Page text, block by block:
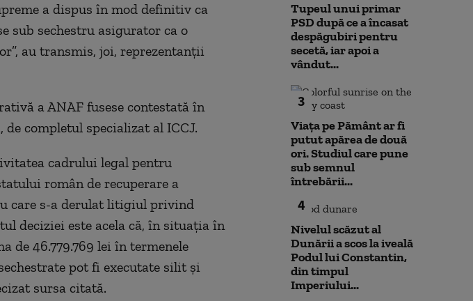
a dispus în mod definitiv ca
sub sechestru asigurator ca o
au transmis, joi, reprezentanţii
a ANAF fusese contestată în
completul specializat al ICCJ.
cadrului legal pentru
român de recuperare a
care s-a derulat litigiul privind
deciziei este acela că, în situaţia în
de 46.779.769 lei în termenele
pot fi executate silit şi
sursa citată.
Tupeul unui primar
PSD după ce a încasat
despăgubiri pentru
secetă, iar apoi a
vândut...
3
Viața pe Pământ ar fi
putut apărea de două
ori. Studiul care pune
sub semnul
întrebării...
4
Nivelul scăzut al
Dunării a scos la iveală
Podul lui Constantin,
din timpul
Imperiului...